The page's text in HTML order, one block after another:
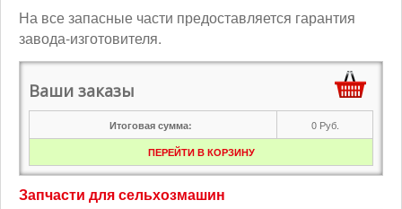
На все запасные части предоставляется гарантия
завода-изготовителя.
Ваши заказы
Итоговая сумма: 0 Руб.
ПЕРЕЙТИ В КОРЗИНУ
Запчасти для сельхозмашин